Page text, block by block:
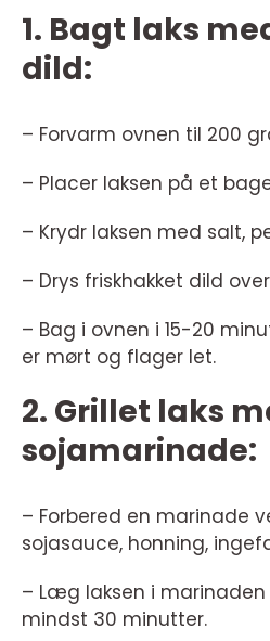
1. Bagt laks
dild:
– Forvarm ovnen til 200
– Placer laksen på et
– Krydr laksen med salt,
– Drys friskhakket dild
– Bag i ovnen i 15-20
er mørt og flager let.
2. Grillet laks
sojamarinade:
– Forbered en marinade
sojasauce, honning,
– Læg laksen i
mindst 30 minutter.